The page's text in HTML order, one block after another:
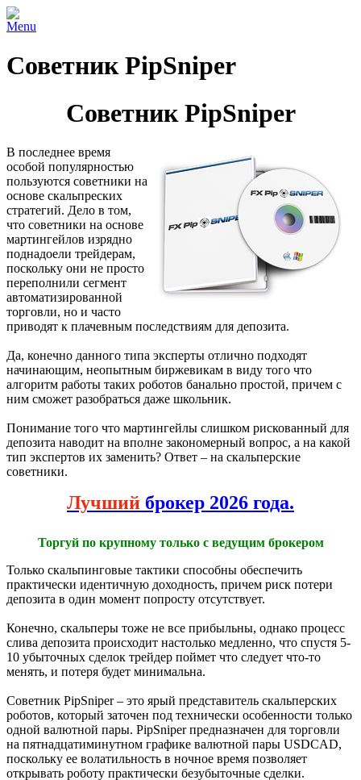
Menu
Советник PipSniper
Советник PipSniper
В последнее время
особой популярностью
пользуются советники на
основе скальпреских
стратегий. Дело в том,
что советники на основе
мартингейлов изрядно
поднадоели трейдерам,
поскольку они не просто
переполнили сегмент
автоматизированной
торговли, но и часто
приводят к плачевным последствиям для депозита.
Да, конечно данного типа эксперты отлично подходят
начинающим, неопытным биржевикам в виду того что
алгоритм работы таких роботов банально простой, причем с
ним сможет разобраться даже школьник.
Понимание того что мартингейлы слишком рискованный для
депозита наводит на вполне закономерный вопрос, а на какой
тип экспертов их заменить? Ответ – на скальперские
советники.
Лучший брокер 2026 года.
Торгуй по крупному только с ведущим брокером
Только скальпинговые тактики способны обеспечить
практически идентичную доходность, причем риск потери
депозита в один момент попросту отсутствует.
Конечно, скальперы тоже не все прибыльны, однако процесс
слива депозита происходит настолько медленно, что спустя 5-
10 убыточных сделок трейдер поймет что следует что-то
менять, и потеря будет минимальна.
Советник PipSniper – это ярый представитель скальперских
роботов, который заточен под технически особенности только
одной валютной пары. PipSniper предназначен для торговли
на пятнадцатиминутном графике валютной пары USDCAD,
поскольку ее волатильность в ночное время позволяет
открывать роботу практически безубыточные сделки.